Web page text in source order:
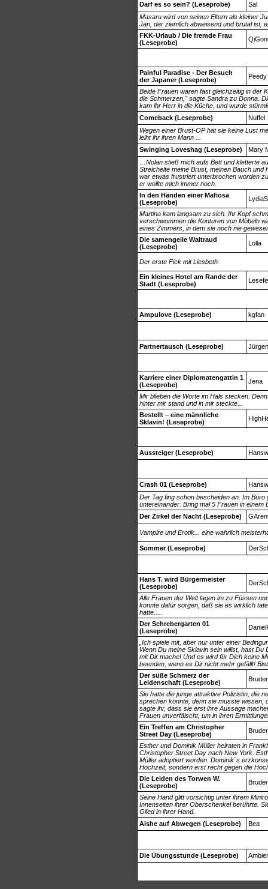
Darf es so sein? (Leseprobe)
Sal
Masaru wird von seinen Eltern als kleiner
Jan, der ziemlich abweisend und brutal ist,
FKK-Urlaub / Die fremde Frau
(Leseprobe)
Painful Paradise - Der Besuch
der Japaner (Leseprobe)
Peedy
Beide Frauen waren fast gleichzeitig in der
die Schmerzen," sagte Sandra zu Donna.
kam ihr Herr in die Küche, und wurde
Comeback (Leseprobe)
Nuffel
Wegen einer Brust-OP hat sie keine Lust
leiht ihr ihren Mann ...
Swinging Loveshag (Leseprobe)
Mary
…Nolan stieß mich aufs Bett und kletterte
Streichelte meine Brust, meinen Bauch und
war etwas frustriert unterbrochen worden
er wollte mich immer noch.
In den Händen einer Mafiosa
(Leseprobe)
Martina kam langsam zu sich. Ihr Kopf
verschwommen die Konturen von Möbeln
eines Zimmers, in dem sie noch nie
Die samengeile Waltraud
(Leseprobe)
Lolla
Der erste Fick mit Liesbeth
Ein kleines Hotel am Rande der
Stadt (Leseprobe)
Ampulove (Leseprobe) kgfan
Partnertausch (Leseprobe) Jürgen
Karriere einer Diplomatengattin 1
(Leseprobe)
Jena
Mir blieben die Worte im Hals stecken.
hinter mir stand und in mir steckte...
Bestellt – eine männliche
Sklavin! (Leseprobe)
Aussteiger (Leseprobe)
Crash 01 (Leseprobe)
Der Tag fing schon bescheiden an. Im
untereinander. Bring mal 5 Frauen in einem
Der Zirkel der Nacht (Leseprobe)
Vampire und Erotik... eine wahrlich
Sommer (Leseprobe)
Hans T. wird Bürgermeister
(Leseprobe)
Alle Frauen der Welt lagen im zu Füssen
konnte dafür sorgen, daß sie es wirklich
hatte.....
Der Schrebergarten 01
(Leseprobe)
„Ich spiele mit, aber nur unter einer
Wenn Du meine Sklavin sein willst, hast
mit Dir mache! Und es wird für Dich keine
beenden, wenn es Dir nicht mehr gefällt!
Der süße Schmerz der
Leidenschaft (Leseprobe)
Sie hatte die junge attraktive Polizistin, die
sprechen könnte, denn sie musste wissen,
sagte ihr, dass sie erst ihre Aussage
Frauen unverfälscht, um in ihren
Ein Treffen am Christopher
Street Day (Leseprobe)
Esther und Dominik Müller heiraten in
Christopher Street Day nach New York.
Müller adoptiert worden. Dominik`s
Hochzeit, sondern erst recht gegen die
Die Leiden des Torwen W.
(Leseprobe)
Seine Hand glitt vorsichtig unter ihrem
Innenseiten ihrer Oberschenkel berührte.
Glied in ihrer Hand.
Aishe auf Abwegen (Leseprobe)
Bea
Die Übungsstunde (Leseprobe)